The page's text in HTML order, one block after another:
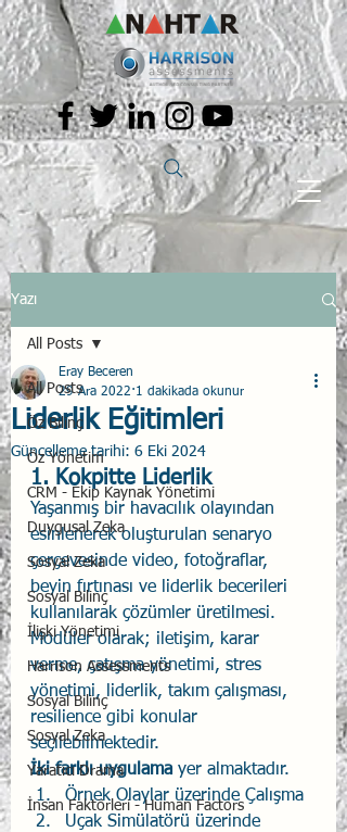
Yazı
All Posts
Öz Bilinç
Öz Yönetim
CRM - Ekip Kaynak Yönetimi
Duygusal Zeka
Sosyal Zeka
Sosyal Bilinç
İlişki Yönetimi
Harrison Assessments
Sosyal Bilinç
Sosyal Zeka
Yaratıcı Drama
İnsan Faktörleri - Human Factors
All Posts
Liderlik Eğitimleri
Eray Beceren
29 Ara 2022 1 dakikada okunur
Güncelleme tarihi: 6 Eki 2024
1. Kokpitte Liderlik
Yaşanmış bir havacılık olayından
esinlenerek oluşturulan senaryo
çerçevesinde video, fotoğraflar,
beyin fırtınası ve liderlik becerileri
kullanılarak çözümler üretilmesi.
Modüler olarak; iletişim, karar
verme, çatışma yönetimi, stres
yönetimi, liderlik, takım çalışması,
resilience gibi konular
seçilebilmektedir.
İki farklı uygulama yer almaktadır.
Örnek Olaylar üzerinde Çalışma
Uçak Simülatörü üzerinde